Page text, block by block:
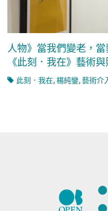
人物》當我們變老，
《此刻．我在》藝術
此刻．我在,楊純鑾,藝術介